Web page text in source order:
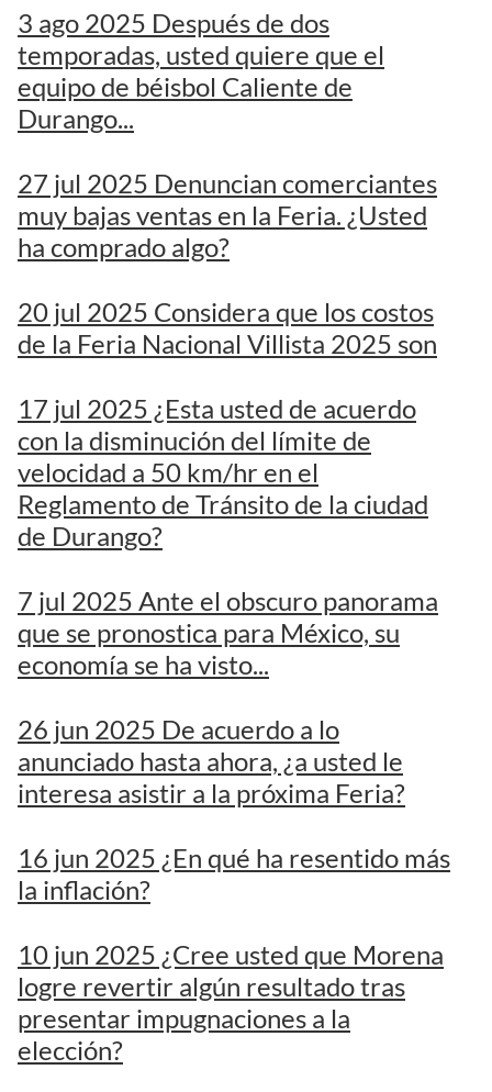
3 ago 2025 Después de dos
temporadas, usted quiere que el
equipo de béisbol Caliente de
Durango...
27 jul 2025 Denuncian comerciantes
muy bajas ventas en la Feria. ¿Usted
ha comprado algo?
20 jul 2025 Considera que los costos
de la Feria Nacional Villista 2025 son
17 jul 2025 ¿Esta usted de acuerdo
con la disminución del límite de
velocidad a 50 km/hr en el
Reglamento de Tránsito de la ciudad
de Durango?
7 jul 2025 Ante el obscuro panorama
que se pronostica para México, su
economía se ha visto...
26 jun 2025 De acuerdo a lo
anunciado hasta ahora, ¿a usted le
interesa asistir a la próxima Feria?
16 jun 2025 ¿En qué ha resentido más
la inflación?
10 jun 2025 ¿Cree usted que Morena
logre revertir algún resultado tras
presentar impugnaciones a la
elección?